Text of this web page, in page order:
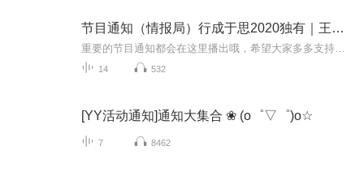
节目通知（情报局）行成于思2020独有｜王牌通知术
14 532
[YY活动通知]通知大集合 ❀ (o゜▽゜)o☆
7 8462